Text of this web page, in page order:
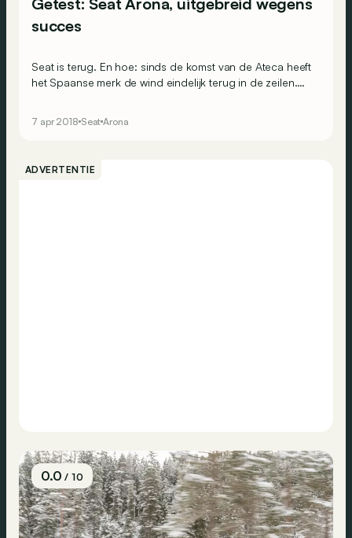
succes
Seat is terug. En hoe: sinds de komst van de Ateca heeft
het Spaanse merk de wind eindelijk terug in de zeilen.
7 apr 2018 Seat Arona
ADVERTENTIE
0.0/ 10